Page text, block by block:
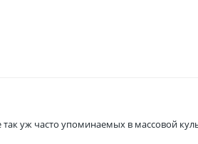
уж часто упоминаемых в массовой